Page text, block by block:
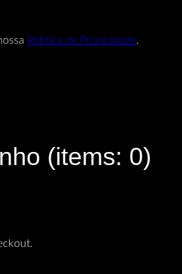
Política de Privacidade.
(items: 0)